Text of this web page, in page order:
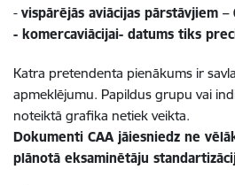
- vispārējās aviācijas pārstāvjiem –
- komercaviācijai- datums tiks
Katra pretendenta pienākums ir
apmeklējumu. Papildus grupu vai
noteiktā grafika netiek veikta.
Dokumenti CAA jāiesniedz ne
plānotā eksaminētāju